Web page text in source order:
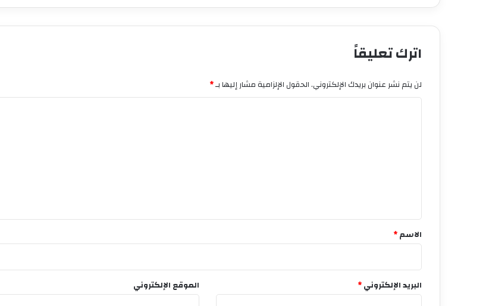
اترك تعليقاً
لن يتم نشر عنوان بريدك الإلكتروني.الحقول الإلزامية مشار إليها بـ*
*
الاسم*
البريد الإلكتروني* الموقع الإلكتروني